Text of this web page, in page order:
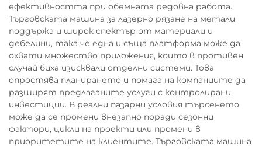
ефективността при обемната редовна работа.
Търговската машина за лазерно рязане на метали
поддържа и широк спектър от материали и
дебелини, така че една и съща платформа може да
охвати множество приложения, които в противен
случай биха изисквали отделни системи. Това
опростява планирането и помага на компаниите да
разширят предлаганите услуги с контролирани
инвестиции. В реални пазарни условия търсенето
може да се промени внезапно поради сезонни
фактори, цикли на проекти или промени в
приоритетите на клиентите. Търговската машина